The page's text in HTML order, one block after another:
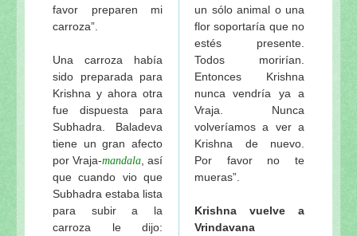
favor preparen mi
carroza”.
Una carroza había
sido preparada para
Krishna y ahora otra
fue dispuesta para
Subhadra. Baladeva
tiene un gran afecto
por Vraja-mandala , así
que cuando vio que
Subhadra estaba lista
para subir a la
carroza le dijo:
un sólo animal o una
flor soportaría que no
estés presente.
Todos morirían.
Entonces Krishna
nunca vendría ya a
Vraja. Nunca
volveríamos a ver a
Krishna de nuevo.
Por favor no te
mueras”.
Krishna vuelve a
Vrindavana